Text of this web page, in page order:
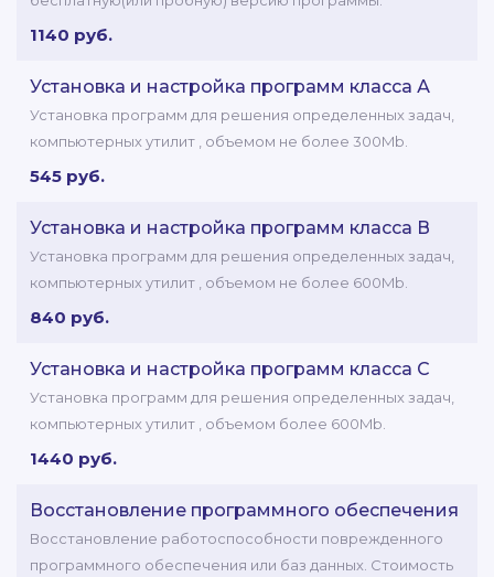
1140 руб.
Установка и настройка программ класса А
Установка программ для решения определенных задач,
компьютерных утилит , объемом не более 300Mb.
545 руб.
Установка и настройка программ класса В
Установка программ для решения определенных задач,
компьютерных утилит , объемом не более 600Mb.
840 руб.
Установка и настройка программ класса C
Установка программ для решения определенных задач,
компьютерных утилит , объемом более 600Mb.
1440 руб.
Восстановление программного обеспечения
Восстановление работоспособности поврежденного
программного обеспечения или баз данных. Стоимость